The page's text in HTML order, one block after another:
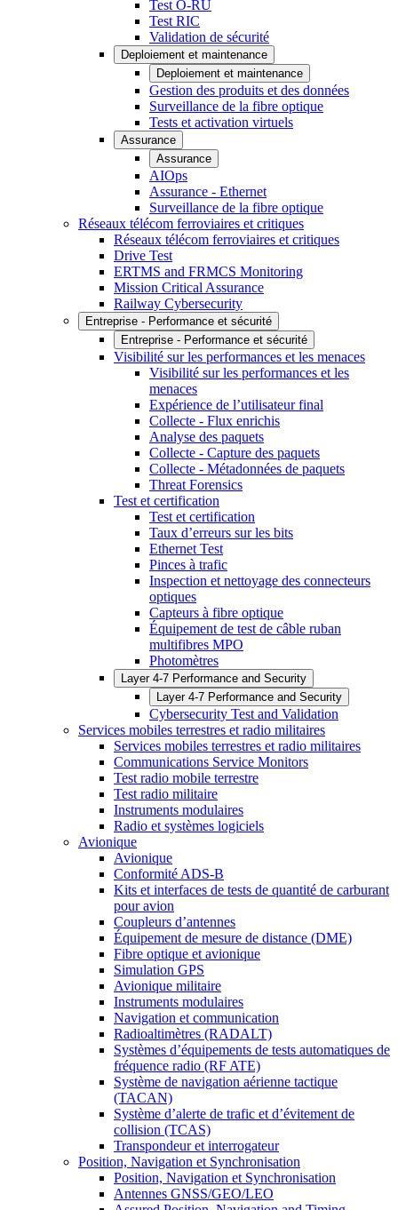
Test O-RU
Test RIC
Validation de sécurité
Deploiement et maintenance
Deploiement et maintenance
Gestion des produits et des données
Surveillance de la fibre optique
Tests et activation virtuels
Assurance
Assurance
AIOps
Assurance - Ethernet
Surveillance de la fibre optique
Réseaux télécom ferroviaires et critiques
Réseaux télécom ferroviaires et critiques
Drive Test
ERTMS and FRMCS Monitoring
Mission Critical Assurance
Railway Cybersecurity
Entreprise - Performance et sécurité
Entreprise - Performance et sécurité
Visibilité sur les performances et les menaces
Visibilité sur les performances et les
menaces
Expérience de l’utilisateur final
Collecte - Flux enrichis
Analyse des paquets
Collecte - Capture des paquets
Collecte - Métadonnées de paquets
Threat Forensics
Test et certification
Test et certification
Taux d’erreurs sur les bits
Ethernet Test
Pinces à trafic
Inspection et nettoyage des connecteurs
optiques
Capteurs à fibre optique
Équipement de test de câble ruban
multifibres MPO
Photomètres
Layer 4-7 Performance and Security
Layer 4-7 Performance and Security
Cybersecurity Test and Validation
Services mobiles terrestres et radio militaires
Services mobiles terrestres et radio militaires
Communications Service Monitors
Test radio mobile terrestre
Test radio militaire
Instruments modulaires
Radio et systèmes logiciels
Avionique
Avionique
Conformité ADS-B
Kits et interfaces de tests de quantité de carburant
pour avion
Coupleurs d’antennes
Équipement de mesure de distance (DME)
Fibre optique et avionique
Simulation GPS
Avionique militaire
Instruments modulaires
Navigation et communication
Radioaltimètres (RADALT)
Systèmes d’équipements de tests automatiques de
fréquence radio (RF ATE)
Système de navigation aérienne tactique
(TACAN)
Système d’alerte de trafic et d’évitement de
collision (TCAS)
Transpondeur et interrogateur
Position, Navigation et Synchronisation
Position, Navigation et Synchronisation
Antennes GNSS/GEO/LEO